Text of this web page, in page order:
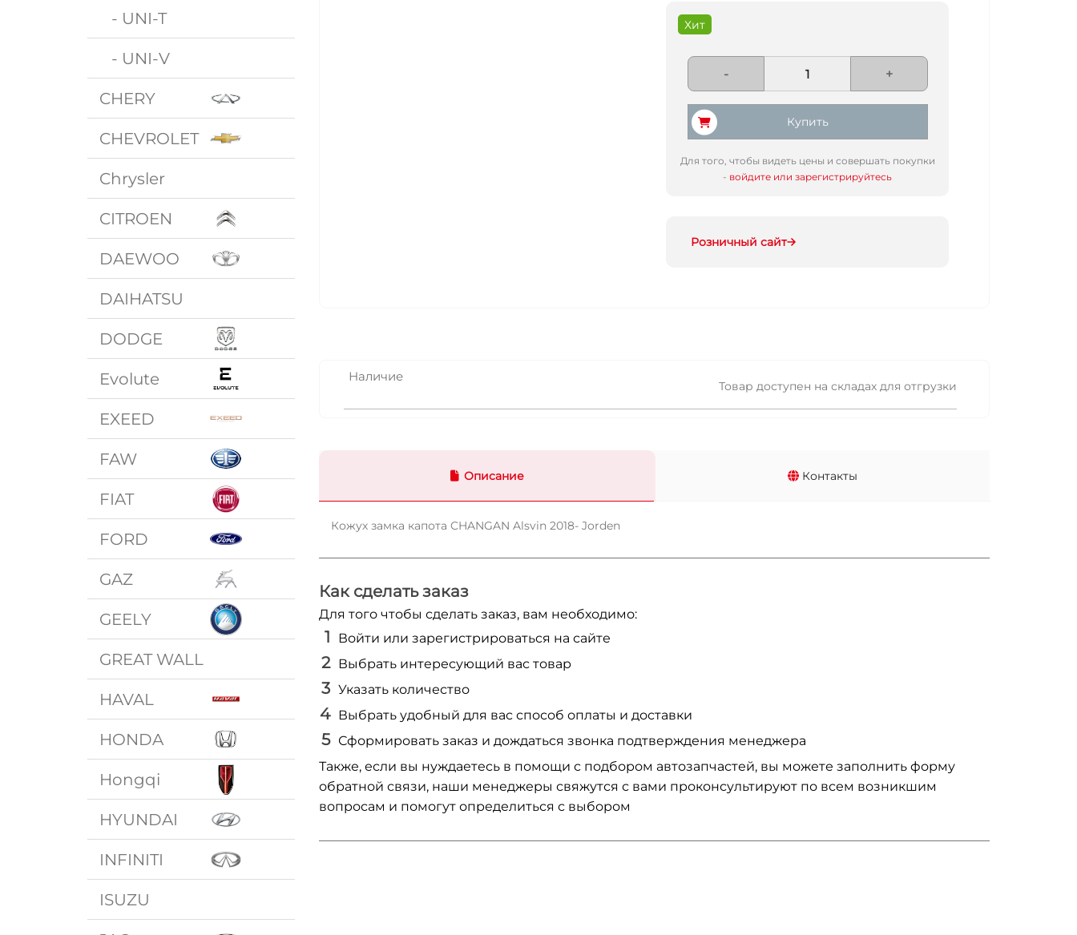
- UNI-T
- UNI-V
CHERY
CHEVROLET
Chrysler
CITROEN
DAEWOO
DAIHATSU
DODGE
Evolute
EXEED
FAW
FIAT
FORD
GAZ
GEELY
GREAT WALL
HAVAL
HONDA
Hongqi
HYUNDAI
INFINITI
ISUZU
Хит
- +
Купить
Для того, чтобы видеть цены и совершать покупки
- войдите или зарегистрируйтесь
Розничный сайт
Наличие
Товар доступен на складах для отгрузки
Описание Контакты
Кожух замка капота CHANGAN Alsvin 2018- Jorden
Как сделать заказ
Для того чтобы сделать заказ, вам необходимо:
Войти или зарегистрироваться на сайте
Выбрать интересующий вас товар
Указать количество
Выбрать удобный для вас способ оплаты и доставки
Сформировать заказ и дождаться звонка подтверждения менеджера
Также, если вы нуждаетесь в помощи с подбором автозапчастей, вы можете заполнить форму
обратной связи, наши менеджеры свяжутся с вами проконсультируют по всем возникшим
вопросам и помогут определиться с выбором